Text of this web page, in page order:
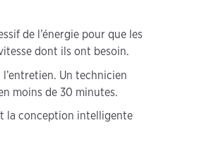
de l’énergie pour que les
dont ils ont besoin.
Un technicien
moins de 30 minutes.
la conception intelligente